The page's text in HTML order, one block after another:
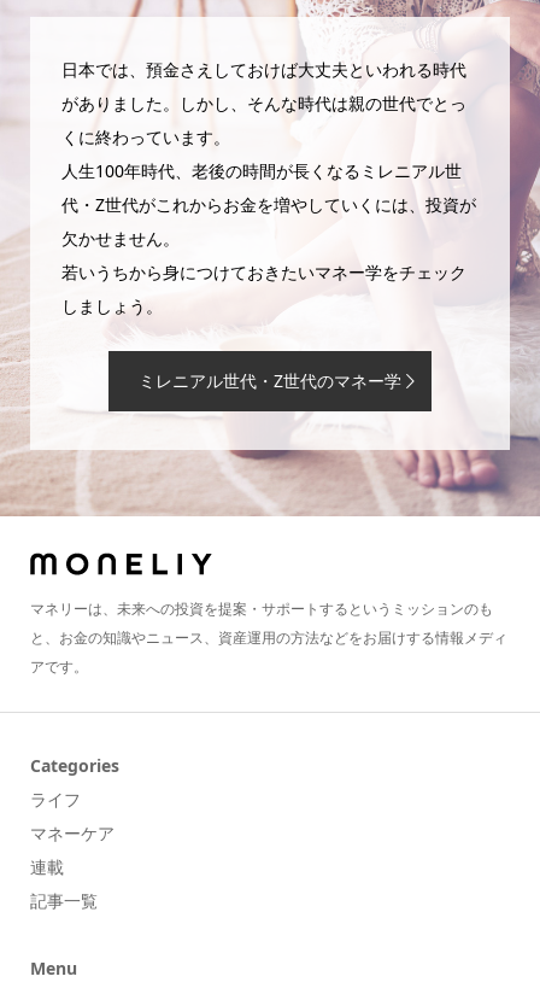
日本では、預金さえしておけば大丈夫といわれる時代
がありました。しかし、そんな時代は親の世代でとっ
くに終わっています。
人生100年時代、老後の時間が長くなるミレニアル世
代・Z世代がこれからお金を増やしていくには、投資が
欠かせません。
若いうちから身につけておきたいマネー学をチェック
しましょう。
ミレニアル世代・Z世代のマネー学
マネリーは、未来への投資を提案・サポートするというミッションのも
と、お金の知識やニュース、資産運用の方法などをお届けする情報メディ
アです。
Categories
ライフ
マネーケア
連載
記事一覧
Menu